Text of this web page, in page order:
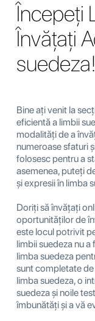
Începeți
Învățați
suedeza!
Bine ați venit la
eficientă a limbii
modalități de a
numeroase sfaturi
folosesc pentru a
asemenea, puteți
și expresii în limba
Doriți să învățați
oportunităților de
este locul potrivit
limbii suedeza nu
limba suedeza
sunt completate
limba suedeza, o
suedeza și noile
îmbunătăți și a vă